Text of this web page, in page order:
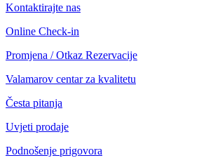
Kontaktirajte nas
Online Check-in
Promjena / Otkaz Rezervacije
Valamarov centar za kvalitetu
Česta pitanja
Uvjeti prodaje
Podnošenje prigovora